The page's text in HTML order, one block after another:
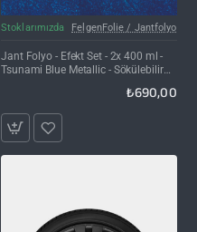
Kargo Bedava
Stoklarımızda FelgenFolie / Jantfolyo
Jant Folyo - Efekt Set - 2x 400 ml -
Tsunami Blue Metallic - Sökülebilir
₺690,00